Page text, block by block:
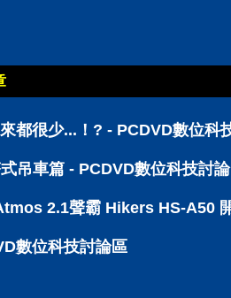
都很少...！? - PCDVD數位科
吊車篇 - PCDVD數位科技討
2.1聲霸 Hikers HS-A50
數位科技討論區